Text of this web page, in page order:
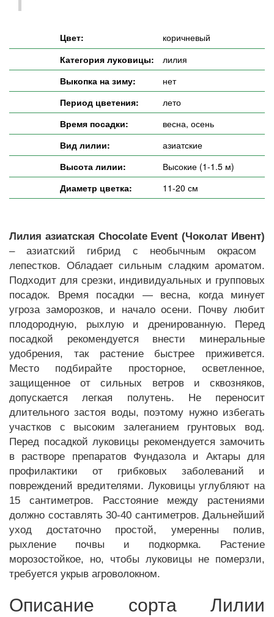
Цвет:
коричневый
Категория луковицы:
лилия
Выкопка на зиму:
нет
Период цветения:
лето
Время посадки:
весна, осень
Вид лилии:
азиатские
Высота лилии:
Высокие (1-1.5 м)
Диаметр цветка:
11-20 см
Лилия азиатская Chocolate Event (Чоколат Ивент)
– азиатский гибрид с необычным окрасом
лепестков. Обладает сильным сладким ароматом.
Подходит для срезки, индивидуальных и групповых
посадок. Время посадки — весна, когда минует
угроза заморозков, и начало осени. Почву любит
плодородную, рыхлую и дренированную. Перед
посадкой рекомендуется внести минеральные
удобрения, так растение быстрее приживется.
Место подбирайте просторное, осветленное,
защищенное от сильных ветров и сквозняков,
допускается легкая полутень. Не переносит
длительного застоя воды, поэтому нужно избегать
участков с высоким залеганием грунтовых вод.
Перед посадкой луковицы рекомендуется замочить
в растворе препаратов Фундазола и Актары для
профилактики от грибковых заболеваний и
повреждений вредителями. Луковицы углубляют на
15 сантиметров. Расстояние между растениями
должно составлять 30-40 сантиметров. Дальнейший
уход достаточно простой, умеренны полив,
рыхление почвы и подкормка. Растение
морозостойкое, но, чтобы луковицы не померзли,
требуется укрыв агроволокном.
Описание сорта Лилии